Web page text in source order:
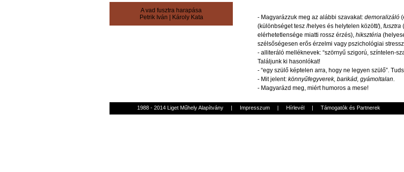
A vad fusztra harapása
Petrik Iván
Károly Kata - Magyarázzuk meg az alábbi szavakat: demoralizáló (
(különbséget tesz /helyes és helytelen között/), fusztra (
elérhetetlensége miatti rossz érzés), hiksztéria (
szélsőségesen erős érzelmi vagy pszichológiai
- alliteráló melléknevek: “szörnyű szigorú, színtelen-
Találjunk ki hasonlókat!
- “egy szülő képtelen arra, hogy ne legyen szülő”.
- Mit jelent: könnyűfegyverek, barikád, gyámoltalan.
- Magyarázd meg, miért humoros a mese!
1988 - 2014 Liget Műhely Alapítvány | Impresszum | Hírlevél | Támogatók és Partnerek